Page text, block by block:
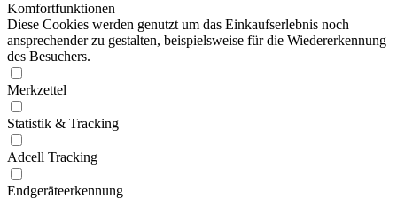
Komfortfunktionen
Diese Cookies werden genutzt um das Einkaufserlebnis noch
ansprechender zu gestalten, beispielsweise für die Wiedererkennung
des Besuchers.
Merkzettel
Statistik & Tracking
Adcell Tracking
Endgeräteerkennung